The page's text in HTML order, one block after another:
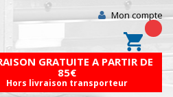
Mon compte
Mon
GRATUITE A PARTIR DE
85€
Hors livraison transporteur